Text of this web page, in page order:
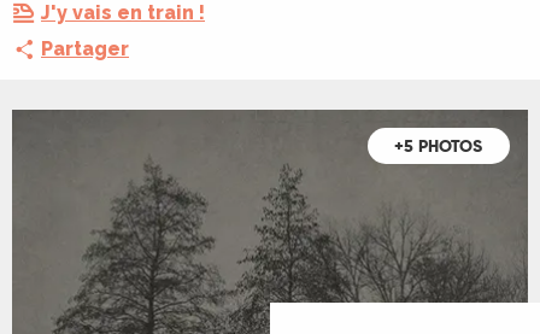
J'y vais en train !
Partager
+5 PHOTOS